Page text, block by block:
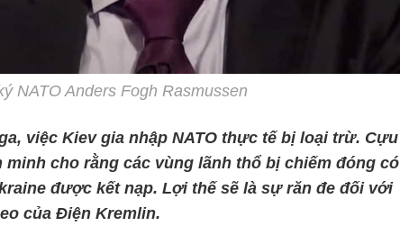
NATO Anders Fogh Rasmussen
việc Kiev gia nhập NATO thực tế bị loại trừ. Cựu
cho rằng các vùng lãnh thổ bị chiếm đóng có
được kết nạp. Lợi thế sẽ là sự răn đe đối với
của Điện Kremlin.